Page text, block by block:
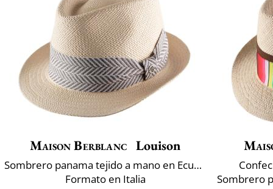
Maison Berblanc Louison
Sombrero panama tejido a mano en Ecuador
Formato en Italia